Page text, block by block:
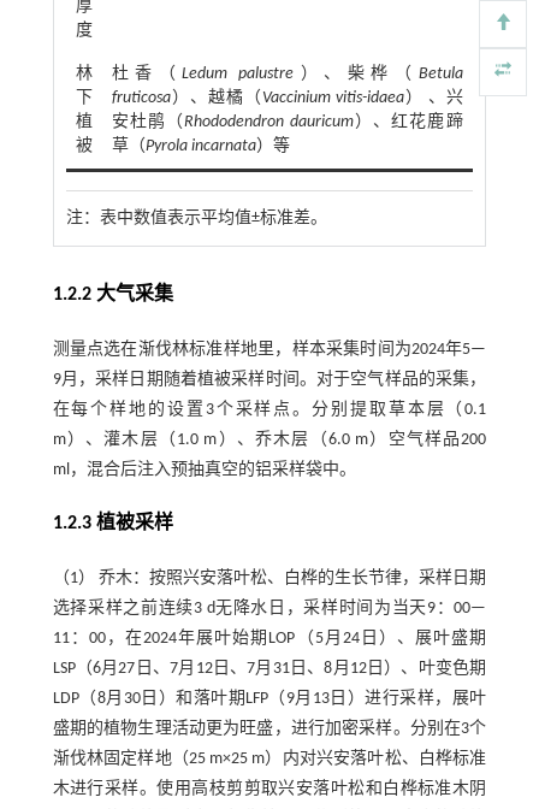
厚
度
林
下
植
被
杜香（Ledum palustre ）、柴桦（ Betula
fruticosa）、越橘（ Vaccinium vitis-idaea） 、兴
安杜鹃（Rhododendron dauricum）、红花鹿蹄
草（Pyrola incarnata）等
注： 表中数值表示平均值±标准差。
1.2.2 大气采集
测量点选在渐伐林标准样地里，样本采集时间为2024年5—
9月，采样日期随着植被采样时间。对于空气样品的采集，
在每个样地的设置3个采样点。分别提取草本层（0.1
m）、灌木层（1.0 m）、乔木层（6.0 m）空气样品200
ml，混合后注入预抽真空的铝采样袋中。
1.2.3 植被采样
（1） 乔木：按照兴安落叶松、白桦的生长节律，采样日期
选择采样之前连续3 d无降水日，采样时间为当天9：00—
11：00，在2024年展叶始期LOP（5月24日）、展叶盛期
LSP（6月27日、7月12日、7月31日、8月12日）、叶变色期
LDP（8月30日）和落叶期LFP（9月13日）进行采样，展叶
盛期的植物生理活动更为旺盛，进行加密采样。分别在3个
渐伐林固定样地（25 m×25 m）内对兴安落叶松、白桦标准
木进行采样。使用高枝剪剪取兴安落叶松和白桦标准木阴